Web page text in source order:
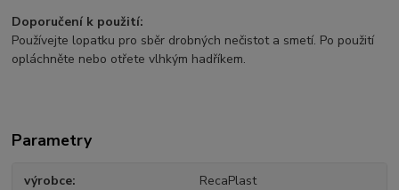
Doporučení k použití:
Používejte lopatku pro sběr drobných nečistot a smetí. Po použití
opláchněte nebo otřete vlhkým hadříkem.
Parametry
výrobce RecaPlast